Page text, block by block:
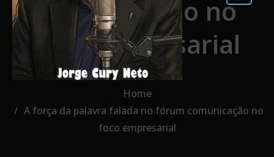
comunicação no
foco empresarial
Home
A força da palavra falada no fórum comunicação no
foco empresarial